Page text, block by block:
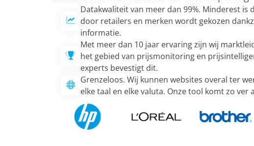
Datakwaliteit van meer dan 99%. Minderest is
door retailers en merken wordt gekozen
informatie.
Met meer dan 10 jaar ervaring zijn wij
het gebied van prijsmonitoring en
experts bevestigt dit.
Grenzeloos. Wij kunnen websites overal ter
elke taal en elke valuta. Onze tool komt zo ver